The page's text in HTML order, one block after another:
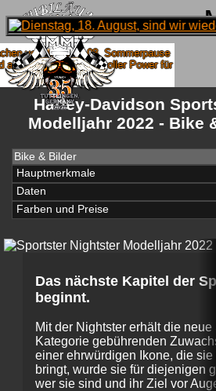
von 4. bis 15.08. Sommerpause
18.08. wieder mit voller Power für
Euch da!
Harley-Davidson
Modelljahr 2022 - Bike
Bike & Bilder
Hauptmerkmale
Daten
Farben und Preise
Das nächste Kapitel der
beginnt.
Mit der Nightster erhält die neue
Kategorie gebührenden
einer ehrwürdigen Ikone, die
bringt, wurde sie für diejenigen
wer sie sind und ihr Ziel vor